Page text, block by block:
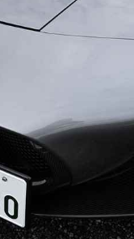
三菱
光岡